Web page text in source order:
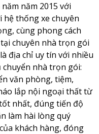
năm 2015 với
hệ thống xe chuyên
cùng phong cách
chuyên nhà trọn gói
địa chỉ uy tín với nhiều
chuyển nhà trọn gói:
văn phòng, tiệm,
lắp nội ngoại thất từ
nhất, đúng tiến độ
làm hài lòng quý
khách hàng, đóng